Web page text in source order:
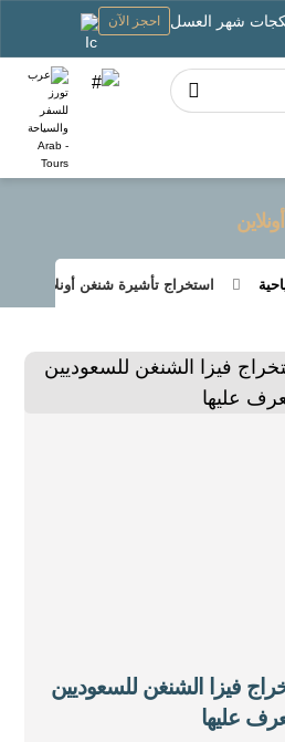
احجز الآن
استخراج تأشيرة شنغن أونلاين
فيزا الشنغن للسعوديين
عليها